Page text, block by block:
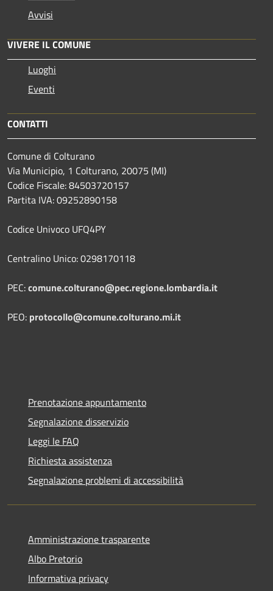
Avvisi
VIVERE IL COMUNE
Luoghi
Eventi
CONTATTI
Comune di Colturano
Via Municipio, 1 Colturano, 20075 (MI)
Codice Fiscale: 84503720157
Partita IVA: 09252890158
Codice Univoco UFQ4PY
Centralino Unico: 0298170118
PEC:comune.colturano@pec.regione.lombardia.it
PEO: protocollo@comune.colturano.mi.it
Prenotazione appuntamento
Segnalazione disservizio
Leggi le FAQ
Richiesta assistenza
Segnalazione problemi di accessibilità
Amministrazione trasparente
Albo Pretorio
Informativa privacy